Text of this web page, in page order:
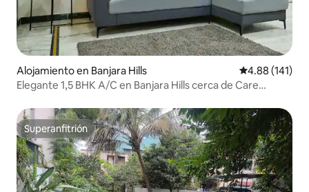
Alojamiento en Banjara Hills Calificación
4.88 (141)
Elegante 1,5 BHK A/C en Banjara Hills cerca de Care
Superanfitrión
Superanfitrión